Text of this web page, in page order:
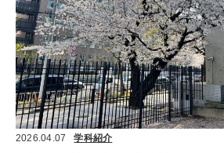
2026.04.07 学科紹介